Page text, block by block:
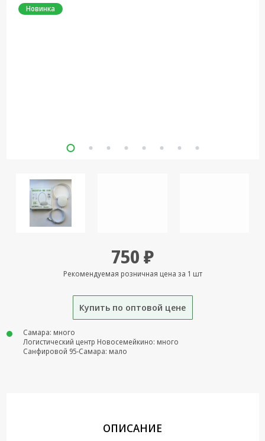
управления
Интернет
Сетевое
оборудование
Шнуры,
аксессуары и
Аудиотехника
Крепеж,
Инструменты
Новинка
750 ₽
Рекомендуемая розничная цена за 1 шт
Купить по оптовой цене
Самара: много
Логистический центр Новосемейкино: много
Санфировой 95-Самара: мало
ОПИСАНИЕ